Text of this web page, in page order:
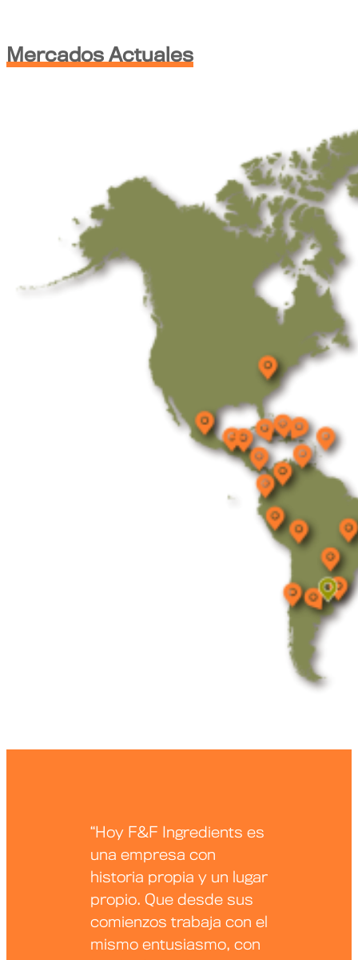
Mercados Actuales
“Hoy F&F Ingredients es
una empresa con
historia propia y un lugar
propio. Que desde sus
comienzos trabaja con el
mismo entusiasmo, con